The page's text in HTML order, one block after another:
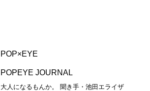
POP×EYE
POPEYE JOURNAL
大人になるもんか。 聞き手・池田エライザ